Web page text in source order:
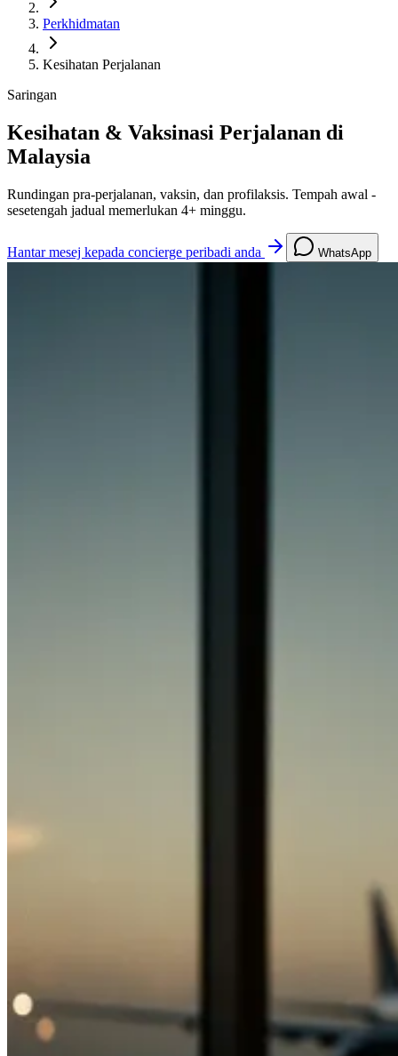
Perkhidmatan
Kesihatan Perjalanan
Saringan
Kesihatan & Vaksinasi Perjalanan di
Malaysia
Rundingan pra-perjalanan, vaksin, dan profilaksis. Tempah awal -
sesetengah jadual memerlukan 4+ minggu.
Hantar mesej kepada concierge peribadi anda WhatsApp